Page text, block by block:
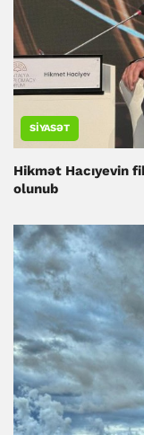
SIYASƏT
Hikmət Hacıyevin
olunub